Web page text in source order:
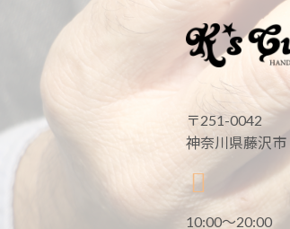
〒251-0042
神奈川県藤沢市
10:00〜20:00